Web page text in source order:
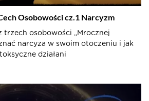
Osobowości cz.1 Narcyzm
trzech osobowości „Mrocznej
narcyza w swoim otoczeniu i jak
działani